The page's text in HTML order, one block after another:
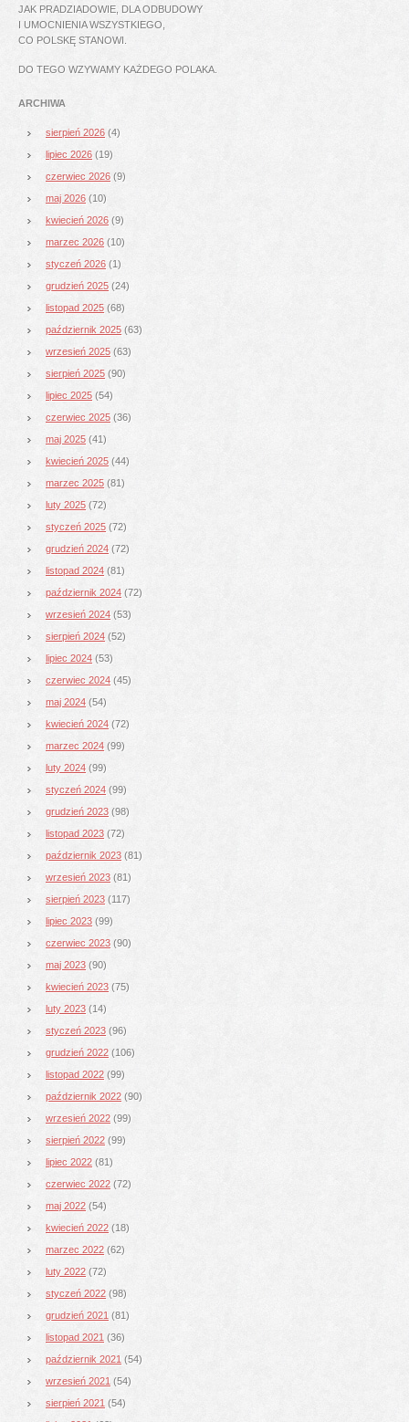
JAK PRADZIADOWIE, DLA ODBUDOWY
I UMOCNIENIA WSZYSTKIEGO,
CO POLSKĘ STANOWI.
DO TEGO WZYWAMY KAŻDEGO POLAKA.
ARCHIWA
sierpień 2026 (4)
lipiec 2026 (19)
czerwiec 2026 (9)
maj 2026 (10)
kwiecień 2026 (9)
marzec 2026 (10)
styczeń 2026 (1)
grudzień 2025 (24)
listopad 2025 (68)
październik 2025 (63)
wrzesień 2025 (63)
sierpień 2025 (90)
lipiec 2025 (54)
czerwiec 2025 (36)
maj 2025 (41)
kwiecień 2025 (44)
marzec 2025 (81)
luty 2025 (72)
styczeń 2025 (72)
grudzień 2024 (72)
listopad 2024 (81)
październik 2024 (72)
wrzesień 2024 (53)
sierpień 2024 (52)
lipiec 2024 (53)
czerwiec 2024 (45)
maj 2024 (54)
kwiecień 2024 (72)
marzec 2024 (99)
luty 2024 (99)
styczeń 2024 (99)
grudzień 2023 (98)
listopad 2023 (72)
październik 2023 (81)
wrzesień 2023 (81)
sierpień 2023 (117)
lipiec 2023 (99)
czerwiec 2023 (90)
maj 2023 (90)
kwiecień 2023 (75)
luty 2023 (14)
styczeń 2023 (96)
grudzień 2022 (106)
listopad 2022 (99)
październik 2022 (90)
wrzesień 2022 (99)
sierpień 2022 (99)
lipiec 2022 (81)
czerwiec 2022 (72)
maj 2022 (54)
kwiecień 2022 (18)
marzec 2022 (62)
luty 2022 (72)
styczeń 2022 (98)
grudzień 2021 (81)
listopad 2021 (36)
październik 2021 (54)
wrzesień 2021 (54)
sierpień 2021 (54)